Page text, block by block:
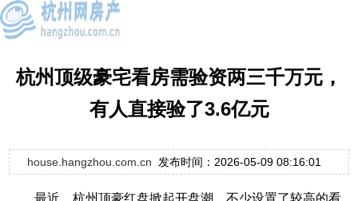
杭州顶级豪宅看房需验资两三千万元，
有人直接验了3.6亿元
house.hangzhou.com.cn 发布时间：2026-05-09 08:16:01
最近，杭州顶豪红盘掀起开盘潮，不少设置了较高的看